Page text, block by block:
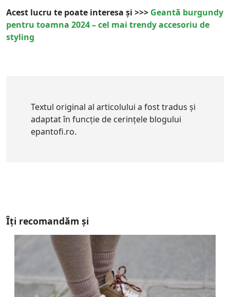
Acest lucru te poate interesa și >>> Geantă burgundy
pentru toamna 2024 – cel mai trendy accesoriu de
styling
Textul original al articolului a fost tradus și
adaptat în funcție de cerințele blogului
epantofi.ro.
Îți recomandăm și